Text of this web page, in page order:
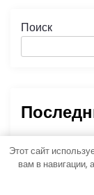
Поиск
Этот сайт
вам в навигации,